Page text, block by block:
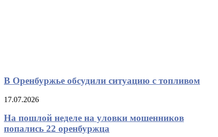
В Оренбуржье обсудили ситуацию с топливом
17.07.2026
На пошлой неделе на уловки мошенников
попались 22 оренбуржца